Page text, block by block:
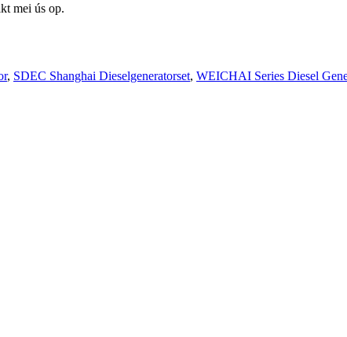
mei ús op.
, SDEC Shanghai Dieselgeneratorset, WEICHAI Series Diesel